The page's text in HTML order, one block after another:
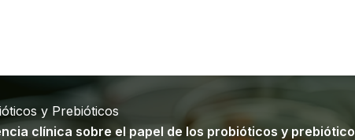
y Prebióticos
clínica sobre el papel de los probióticos y